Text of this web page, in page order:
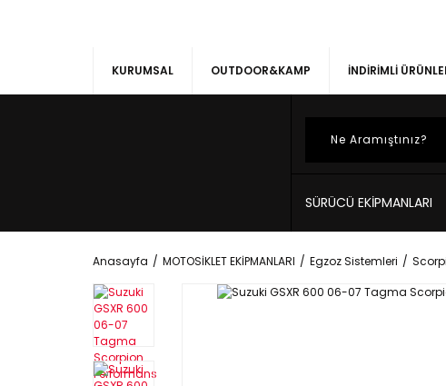
KURUMSAL OUTDOOR&KAMP İNDİRİMLİ
SÜRÜCÜ EKİPMANLARI
Anasayfa MOTOSİKLET EKİPMANLARI Egzoz Sistemleri